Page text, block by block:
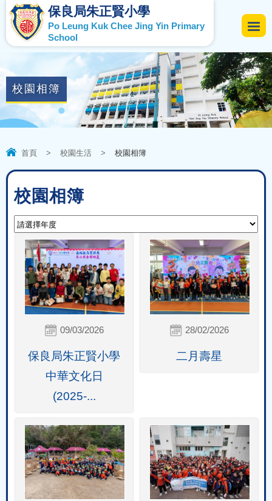
保良局朱正賢小學
Po Leung Kuk Chee Jing Yin Primary
School
校園相簿
首頁 > 校園生活 > 校園相簿
校園相簿
09/03/2026
保良局朱正賢小學
中華文化日
(2025-...
28/02/2026
二月壽星